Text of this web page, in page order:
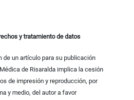
y tratamiento de datos
de un artículo para su publicación
de Risaralda implica la cesión
de impresión y reproducción, por
y medio, del autor a favor